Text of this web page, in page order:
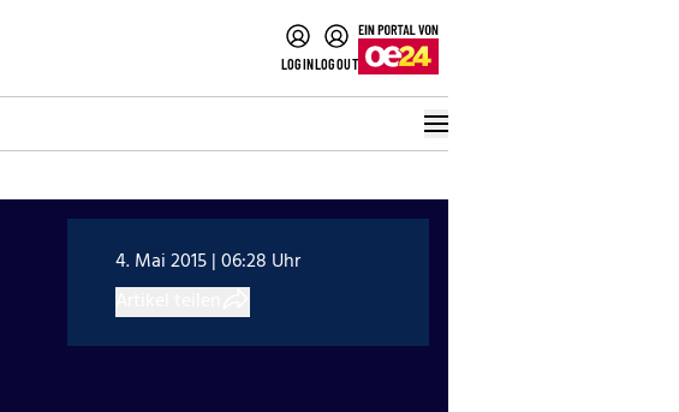
LOGINLOGOUT
4. Mai 2015 | 06:28 Uhr